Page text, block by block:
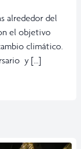
alrededor del
el objetivo
climático.
y […]